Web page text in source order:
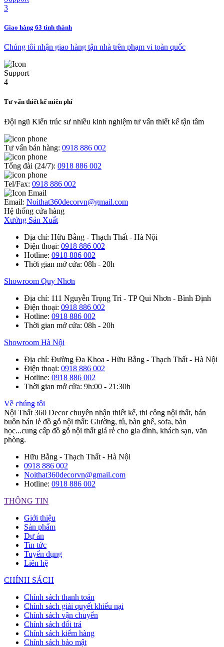
Giao hàng 63 tỉnh thành
Chúng tôi nhận giao hàng tận nhà trên phạm vi toàn quốc
Tư vấn thiết kế miễn phí
Đội ngũ Kiến trúc sư nhiều kinh nghiệm tư vấn thiết kế tận tâm
Tư vấn bán hàng: 0918 886 002
Tổng đài (24/7): 0918 886 002
Tel/Fax: 0918 886 002
Email: Noithat360decorvn@gmail.com
Hệ thống cửa hàng
Xưởng Sản Xuất
Địa chỉ: Hữu Bằng - Thạch Thất - Hà Nội
Điện thoại: 0918 886 002
Hotline: 0918 886 002
Thời gian mở cửa: 08h - 20h
Showroom Quy Nhơn
Địa chỉ: 111 Nguyễn Trọng Trì - TP Qui Nhơn - Bình Định
Điện thoại: 0918 886 002
Hotline: 0918 886 002
Thời gian mở cửa: 08h - 20h
Showroom Hà Nội
Địa chỉ: Đường Đa Khoa - Hữu Bằng - Thạch Thất - Hà Nội
Điện thoại: 0918 886 002
Hotline: 0918 886 002
Thời gian mở cửa: 9h:00 - 21:30h
Về chúng tôi
Nội Thất 360 Decor chuyên nhận thiết kế, thi công nội thất, bán
buôn bán lẻ đồ gỗ nội thất: Giường, tủ, bàn ghế, sofa, bàn
học...cung cấp đồ gỗ nội thất giá rẻ cho gia đình, khách sạn, văn
phòng.
Hữu Bằng - Thạch Thất - Hà Nội
0918 886 002
Noithat360decorvn@gmail.com
Hotline: 0918 886 002
THÔNG TIN
Giới thiệu
Sản phẩm
Dự án
Tin tức
Tuyển dụng
Liên hệ
CHÍNH SÁCH
Chính sách thanh toán
Chính sách giải quyết khiếu nại
Chính sách vận chuyển
Chính sách đổi trả
Chính sách kiểm hàng
Chính sách bảo mật